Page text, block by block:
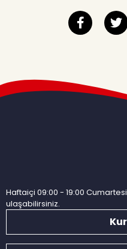
Haftaiçi 09:00 - 19:00
ulaşabilirsiniz.